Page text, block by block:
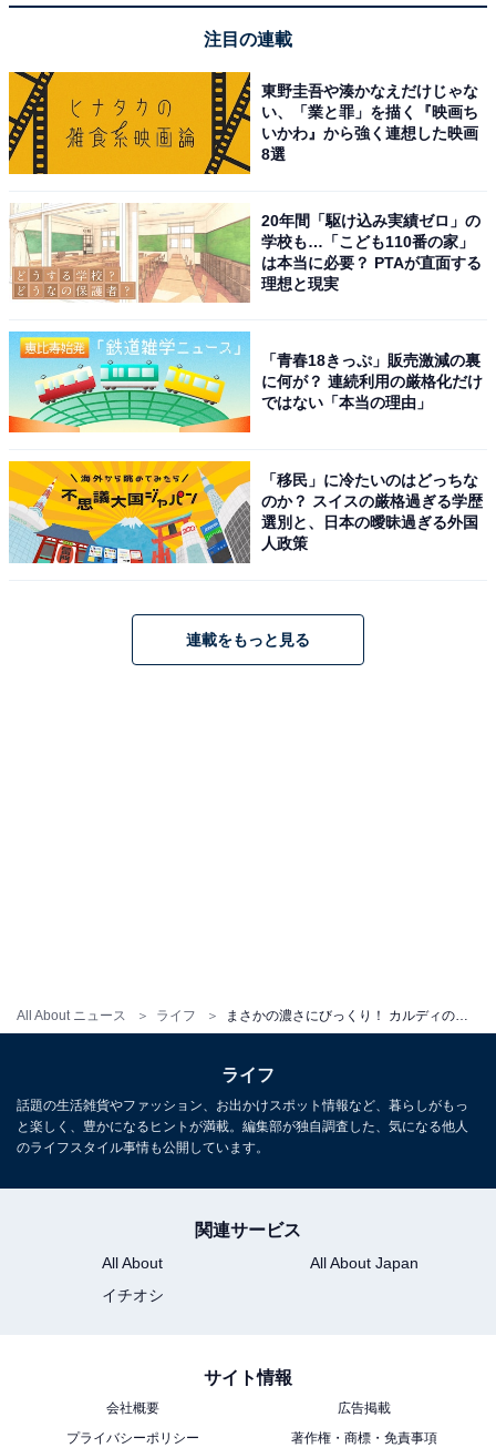
All About ニュース ライフ
欲を言うならば、ドーナツに抹茶がかかっていたら最高
微妙な問題なのだと思いました。もしリニューアルされ
るならば、抹茶かけをお願いしたいです。お値段は127
円（税込）です。
濃厚抹茶ショコラ（筆者撮影）
コラです。ブライニーのような感じですね。
注目の連載
東野圭吾や湊かなえだけじゃな
い、「業と罪」を描く『映画ち
いかわ』から強く連想した映画
8選
20年間「駆け込み実績ゼロ」の
学校も…「こども110番の家」
は本当に必要？ PTAが直面する
理想と現実
「青春18きっぷ」販売激減の裏
に何が？ 連続利用の厳格化だけ
ではない「本当の理由」
「移民」に冷たいのはどっちな
のか？ スイスの厳格過ぎる学歴
選別と、日本の曖昧過ぎる外国
人政策
連載をもっと見る
ライフ
話題の生活雑貨やファッション、お出かけスポット情報など、暮らしがもっ
と楽しく、豊かになるヒントが満載。編集部が独自調査した、気になる他人
のライフスタイル事情も公開しています。
関連サービス
All About
All About Japan
イチオシ
サイト情報
会社概要
広告掲載
プライバシーポリシー
著作権・商標・免責事項